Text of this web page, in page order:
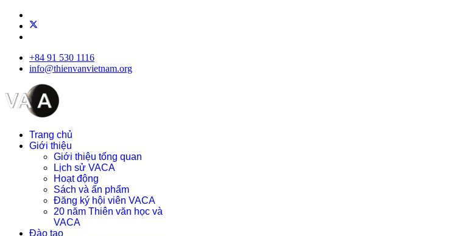
+84 91 530 1116
info@thienvanvietnam.org
Trang chủ
Giới thiệu
Giới thiệu tổng quan
Lịch sử VACA
Hoạt động
Sách và ấn phẩm
Đăng ký hội viên VACA
20 năm Thiên văn học và
VACA
Đào tạo